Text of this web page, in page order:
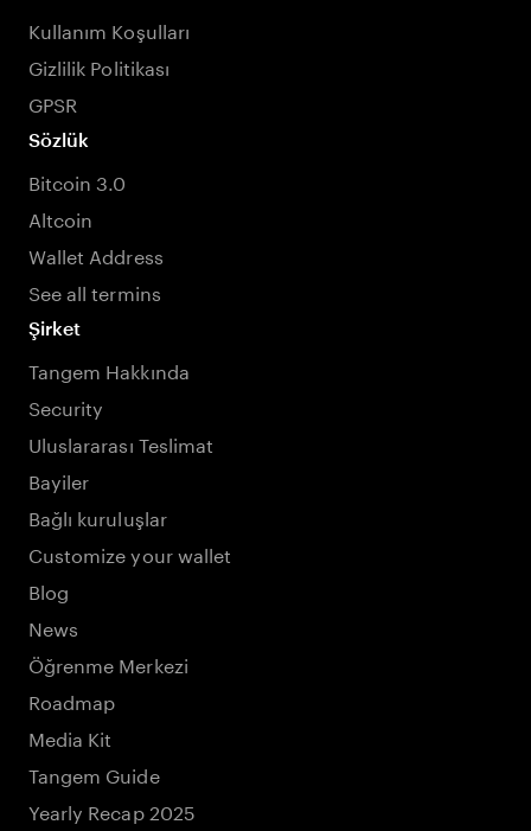
Kullanım Koşulları
Gizlilik Politikası
GPSR
Sözlük
Bitcoin 3.0
Altcoin
Wallet Address
See all termins
Şirket
Tangem Hakkında
Security
Uluslararası Teslimat
Bayiler
Bağlı kuruluşlar
Customize your wallet
Blog
News
Öğrenme Merkezi
Roadmap
Media Kit
Tangem Guide
Yearly Recap 2025